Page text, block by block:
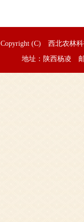
Copyright (C) 西北农林
地址：陕西杨凌